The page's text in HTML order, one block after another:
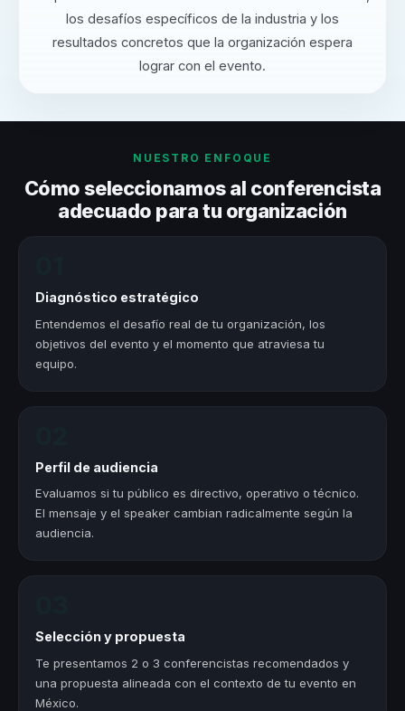
los desafíos específicos de la industria y los
resultados concretos que la organización espera
lograr con el evento.
NUESTRO ENFOQUE
Cómo seleccionamos al conferencista
adecuado para tu organización
Diagnóstico estratégico
Entendemos el desafío real de tu organización, los
objetivos del evento y el momento que atraviesa tu
equipo.
Perfil de audiencia
Evaluamos si tu público es directivo, operativo o técnico.
El mensaje y el speaker cambian radicalmente según la
audiencia.
Selección y propuesta
Te presentamos 2 o 3 conferencistas recomendados y
una propuesta alineada con el contexto de tu evento en
México.